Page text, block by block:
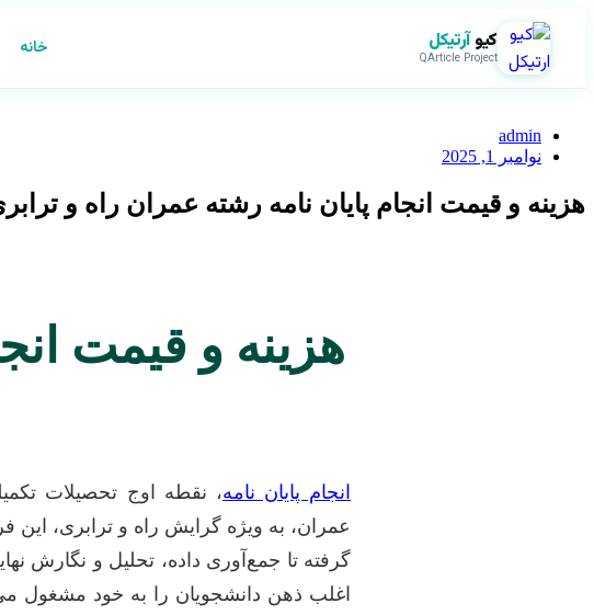
کیوآرتیکل
QArticle Project خانه
admin
نوامبر 1, 2025
هزینه و قیمت انجام پایان نامه رشته عمران راه و
هزینه و قیمت
انجام پایان نامه، نقطه اوج تحصیلات
عمران، به ویژه گرایش راه و ترابری، این
گرفته تا جمع‌آوری داده، تحلیل و نگارش
اغلب ذهن دانشجویان را به خود مشغول